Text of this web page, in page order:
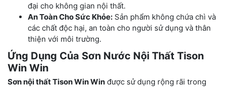
đại cho không gian nội thất.
An Toàn Cho Sức Khỏe: Sản phẩm không chứa chì và
các chất độc hại, an toàn cho người sử dụng và thân
thiện với môi trường.
Ứng Dụng Của Sơn Nước Nội Thất Tison
Win Win
Sơn nội thất Tison Win Win được sử dụng rộng rãi trong